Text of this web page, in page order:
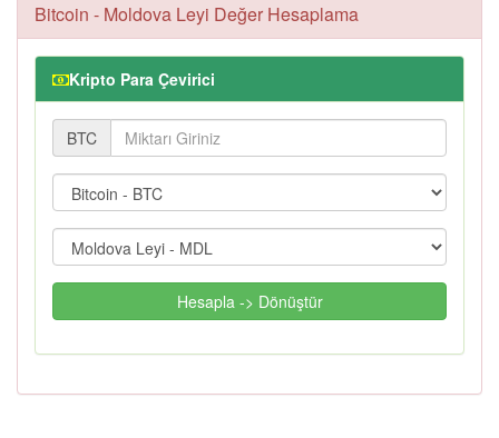
Bitcoin - Moldova Leyi Değer Hesaplama
Kripto Para Çevirici
BTC
Hesapla -> Dönüştür